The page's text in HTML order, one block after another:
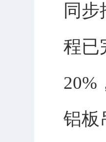
同
程已
20%
铝板